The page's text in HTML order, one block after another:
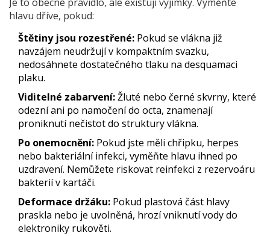
hlavu dříve, pokud:
Štětiny jsou rozestřené: Pokud se vlákna již
navzájem neudržují v kompaktním svazku,
nedosáhnete dostatečného tlaku na desquamaci
plaku.
Viditelné zabarvení:Žluté nebo černé skvrny, které
odezní ani po namočení do octa, znamenají
proniknutí nečistot do struktury vlákna.
Po onemocnění: Pokud jste měli chřipku, herpes
nebo bakteriální infekci, vyměňte hlavu ihned po
uzdravení. Nemůžete riskovat reinfekci z rezervoáru
bakterií v kartáči.
Deformace držáku: Pokud plastová část hlavy
praskla nebo je uvolněná, hrozí vniknutí vody do
elektroniky rukověti.